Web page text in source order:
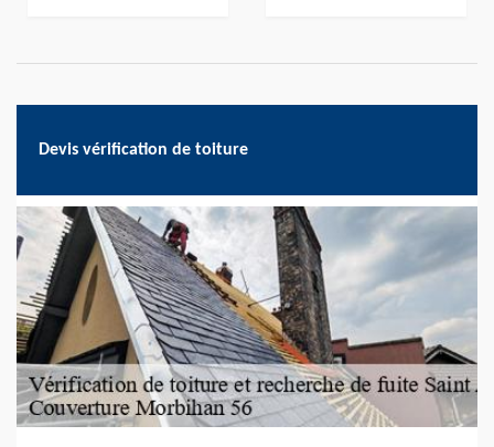
Devis vérification de toiture